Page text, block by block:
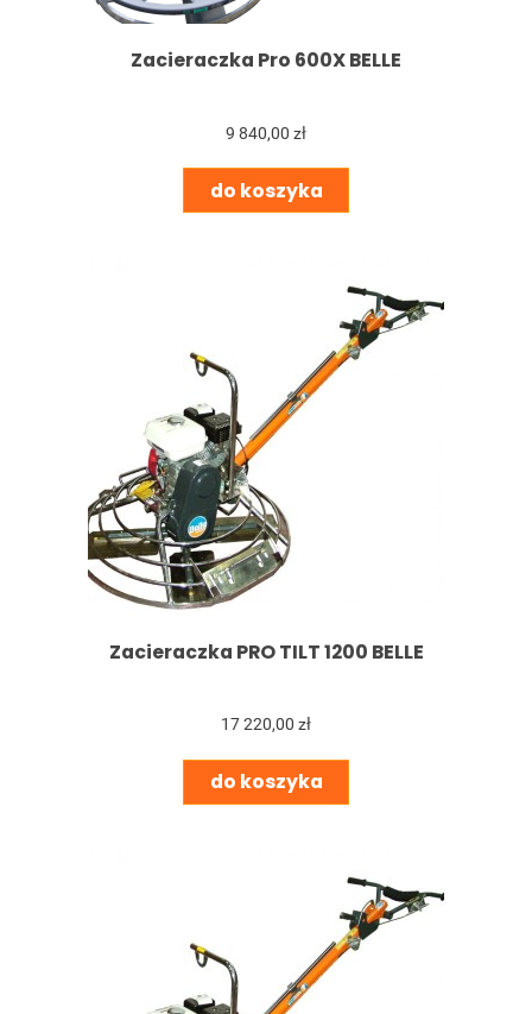
Zacieraczka Pro 600X BELLE
9 840,00 zł
do koszyka
Zacieraczka PRO TILT 1200 BELLE
17 220,00 zł
do koszyka